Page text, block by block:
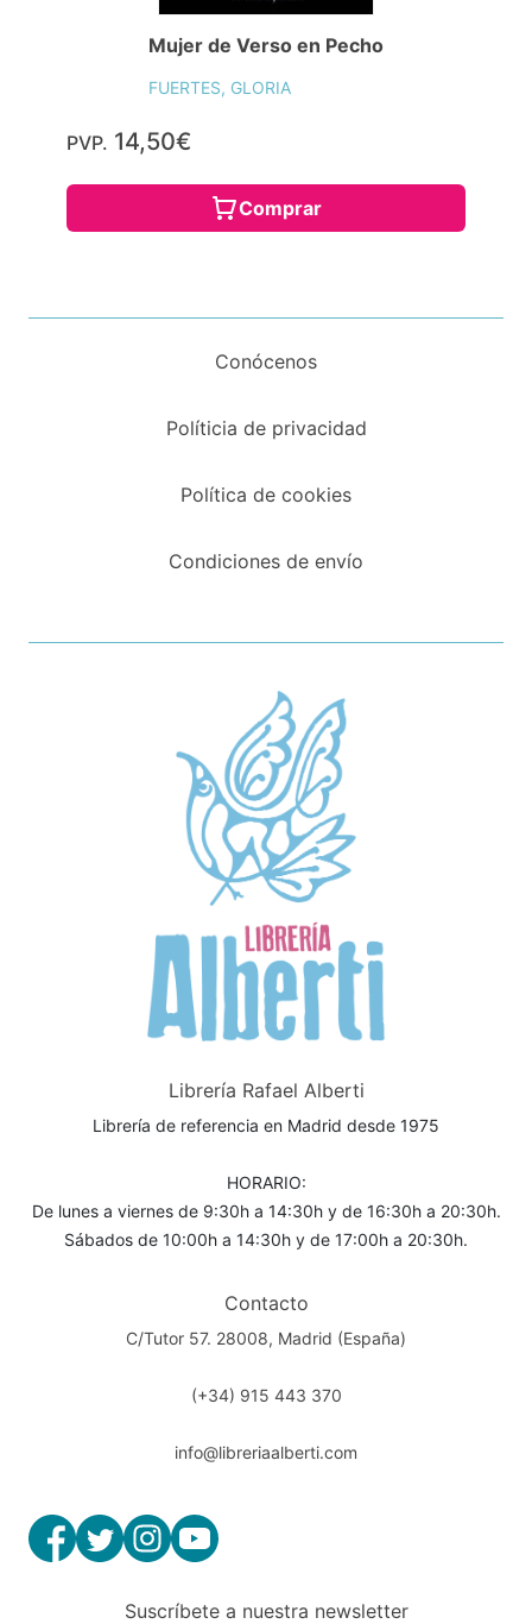
Mujer de Verso en Pecho
FUERTES, GLORIA
PVP. 14,50€
Comprar
Conócenos
Políticia de privacidad
Política de cookies
Condiciones de envío
Librería Rafael Alberti
Librería de referencia en Madrid desde 1975
HORARIO:
De lunes a viernes de 9:30h a 14:30h y de 16:30h a 20:30h.
Sábados de 10:00h a 14:30h y de 17:00h a 20:30h.
Contacto
C/Tutor 57. 28008, Madrid (España)
(+34) 915 443 370
info@libreriaalberti.com
Suscríbete a nuestra newsletter